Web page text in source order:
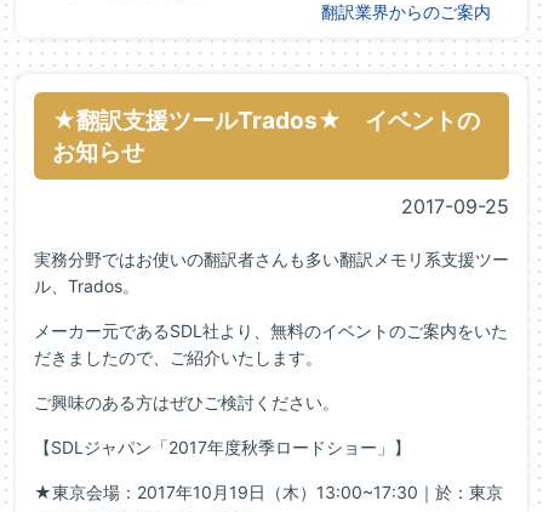
翻訳業界からのご案内
★翻訳支援ツールTrados★ イベントの
お知らせ
2017-09-25
実務分野ではお使いの翻訳者さんも多い翻訳メモリ系支援ツー
ル、Trados。
メーカー元であるSDL社より、無料のイベントのご案内をいた
だきましたので、ご紹介いたします。
ご興味のある方はぜひご検討ください。
【SDLジャパン「2017年度秋季ロードショー」】
★東京会場：2017年10月19日（木）13:00~17:30｜於：東京